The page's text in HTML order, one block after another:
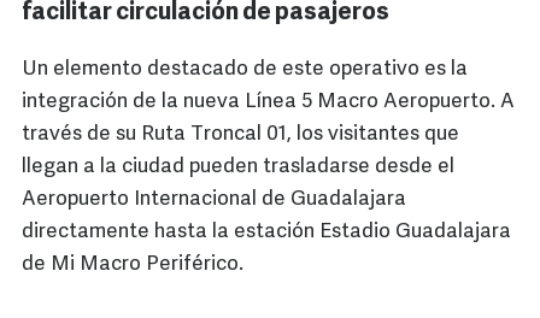
facilitar circulación de pasajeros
Un elemento destacado de este operativo es la
integración de la nueva Línea 5 Macro Aeropuerto. A
través de su Ruta Troncal 01, los visitantes que
llegan a la ciudad pueden trasladarse desde el
Aeropuerto Internacional de Guadalajara
directamente hasta la estación Estadio Guadalajara
de Mi Macro Periférico.